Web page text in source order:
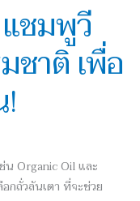
แชมพูวี
ชาติ เพื่อ
น Organic Oil และ
กถั่วลันเตา ที่จะช่วย